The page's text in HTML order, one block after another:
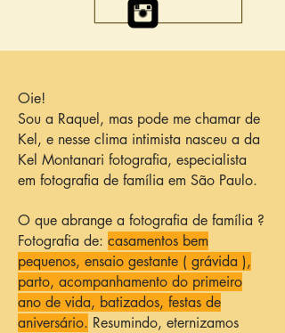
Oie!
Sou a Raquel, mas pode me chamar de
Kel, e nesse clima intimista nasceu a da
Kel Montanari fotografia, especialista
em fotografia de família em São Paulo.
O que abrange a fotografia de família ?
Fotografia de: casamentos bem
pequenos, ensaio gestante ( grávida ),
parto, acompanhamento do primeiro
ano de vida, batizados, festas de
aniversário. Resumindo, eternizamos